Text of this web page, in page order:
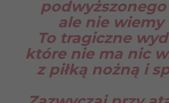
ale nie wiemy
To tragiczne
które nie ma nic
z piłką nożną i